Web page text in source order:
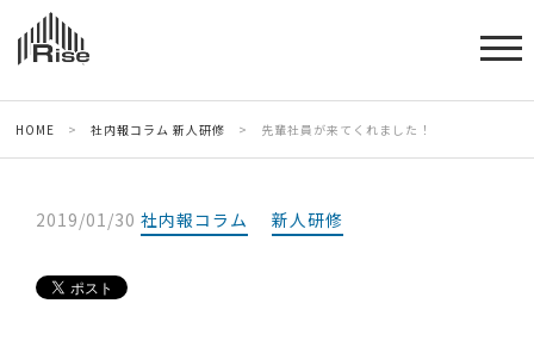
HOME > 社内報コラム 新人研修 > 先輩社員が来てくれました！
2019/01/30 社内報コラム 新人研修